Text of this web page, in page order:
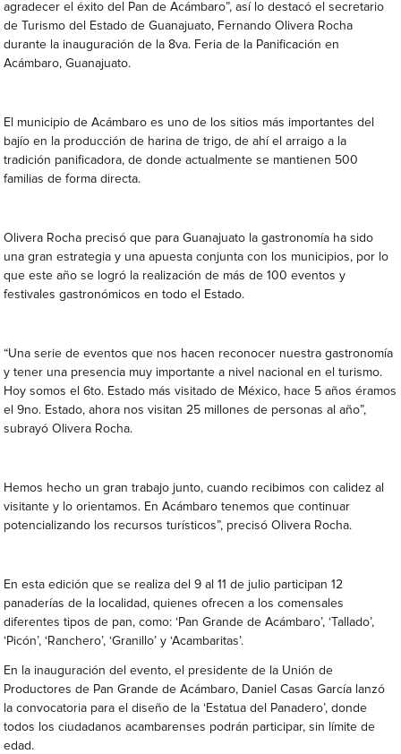
agradecer el éxito del Pan de Acámbaro”, así lo destacó el secretario
de Turismo del Estado de Guanajuato, Fernando Olivera Rocha
durante la inauguración de la 8va. Feria de la Panificación en
Acámbaro, Guanajuato.
El municipio de Acámbaro es uno de los sitios más importantes del
bajío en la producción de harina de trigo, de ahí el arraigo a la
tradición panificadora, de donde actualmente se mantienen 500
familias de forma directa.
Olivera Rocha precisó que para Guanajuato la gastronomía ha sido
una gran estrategia y una apuesta conjunta con los municipios, por lo
que este año se logró la realización de más de 100 eventos y
festivales gastronómicos en todo el Estado.
“Una serie de eventos que nos hacen reconocer nuestra gastronomía
y tener una presencia muy importante a nivel nacional en el turismo.
Hoy somos el 6to. Estado más visitado de México, hace 5 años éramos
el 9no. Estado, ahora nos visitan 25 millones de personas al año”,
subrayó Olivera Rocha.
Hemos hecho un gran trabajo junto, cuando recibimos con calidez al
visitante y lo orientamos. En Acámbaro tenemos que continuar
potencializando los recursos turísticos”, precisó Olivera Rocha.
En esta edición que se realiza del 9 al 11 de julio participan 12
panaderías de la localidad, quienes ofrecen a los comensales
diferentes tipos de pan, como: ‘Pan Grande de Acámbaro’, ‘Tallado’,
‘Picón’, ‘Ranchero’, ‘Granillo’ y ‘Acambaritas’.
En la inauguración del evento, el presidente de la Unión de
Productores de Pan Grande de Acámbaro, Daniel Casas García lanzó
la convocatoria para el diseño de la ‘Estatua del Panadero’, donde
todos los ciudadanos acambarenses podrán participar, sin límite de
edad.